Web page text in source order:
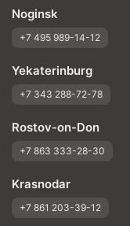
Noginsk
+7 495 989-14-12
Yekaterinburg
+7 343 288-72-78
Rostov-on-Don
+7 863 333-28-30
Krasnodar
+7 861 203-39-12